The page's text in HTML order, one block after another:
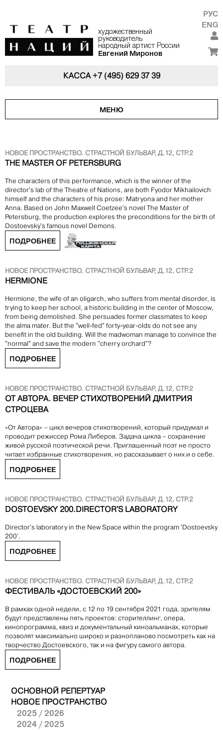
художественный
руководитель
народный артист России
Евгений Миронов
РУС
ENG
КАССА+7 (495) 629 37 39
МЕНЮ
ОСНОВНОЙ РЕПЕРТУАР
НОВОЕ ПРОСТРАНСТВО
2025 / 2026
2024 / 2025
НОВОЕ ПРОСТРАНСТВО. СТРАСТНОЙ БУЛЬВАР, Д.12, СТР.2
THE MASTER OF PETERSBURG
The characters of this performance, which is the winner of the
director's lab of the Theatre of Nations, are both Fyodor Mikhailovich
himself and the characters of his prose: Matryona and her mother
Anna. Based on John Maxwell Coetzee's novel The Master of
Petersburg, the production explores the preconditions for the birth of
Dostoevsky's famous novel Demons.
ПОДРОБНЕЕ
НОВОЕ ПРОСТРАНСТВО. СТРАСТНОЙ БУЛЬВАР, Д.12, СТР.2
HERMIONE
Hermione, the wife of an oligarch, who suffers from mental disorder, is
trying to keep her school, a historic building in the center of Moscow,
from being demolished. She persuades former classmates to keep
the alma mater. But the "well-fed" forty-year-olds do not see any
benefit in the old building. Will the madwoman manage to convince the
"normal" and save the modern "cherry orchard"?
ПОДРОБНЕЕ
НОВОЕ ПРОСТРАНСТВО. СТРАСТНОЙ БУЛЬВАР, Д.12, СТР.2
ОТ АВТОРА. ВЕЧЕР СТИХОТВОРЕНИЙ ДМИТРИЯ
СТРОЦЕВА
«От Автора» – цикл вечеров стихотворений, который придумал и
проводит режиссер Рома Либеров. Задача цикла – сохранение
живой русской поэтической речи. Приглашенный поэт не просто
читает избранные стихотворения, но рассказывает о них и о себе.
ПОДРОБНЕЕ
НОВОЕ ПРОСТРАНСТВО. СТРАСТНОЙ БУЛЬВАР, Д.12, СТР.2
DOSTOEVSKY 200.DIRECTOR'S LABORATORY
Director's laboratory in the New Space within the program 'Dostoevsky
200'.
ПОДРОБНЕЕ
НОВОЕ ПРОСТРАНСТВО. СТРАСТНОЙ БУЛЬВАР, Д.12, СТР.2
ФЕСТИВАЛЬ «ДОСТОЕВСКИЙ 200»
В рамках одной недели, с 12 по 19 сентября 2021 года, зрителям
будут представлены пять проектов: сторителлинг, опера,
кинопрограмма, квиз и документальный киноальманах, которые
позволят максимально широко и разнопланово посмотреть как на
творчество Достоевского, так и на фигуру самого автора.
ПОДРОБНЕЕ